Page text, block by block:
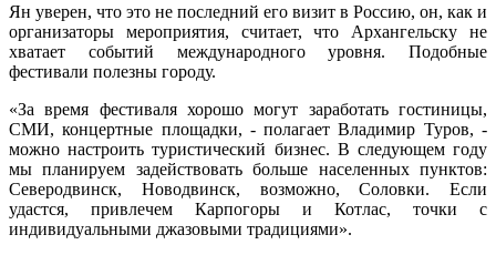
Ян уверен, что это не последний его визит в Россию, он, как и
организаторы мероприятия, считает, что Архангельску не
хватает событий международного уровня. Подобные
фестивали полезны городу.
«За время фестиваля хорошо могут заработать гостиницы,
СМИ, концертные площадки, - полагает Владимир Туров, -
можно настроить туристический бизнес. В следующем году
мы планируем задействовать больше населенных пунктов:
Северодвинск, Новодвинск, возможно, Соловки. Если
удастся, привлечем Карпогоры и Котлас, точки с
индивидуальными джазовыми традициями».